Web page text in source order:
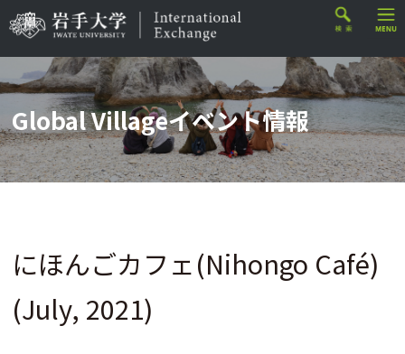
Global Villageイベント情報
にほんごカフェ(Nihongo Café)
(July, 2021)